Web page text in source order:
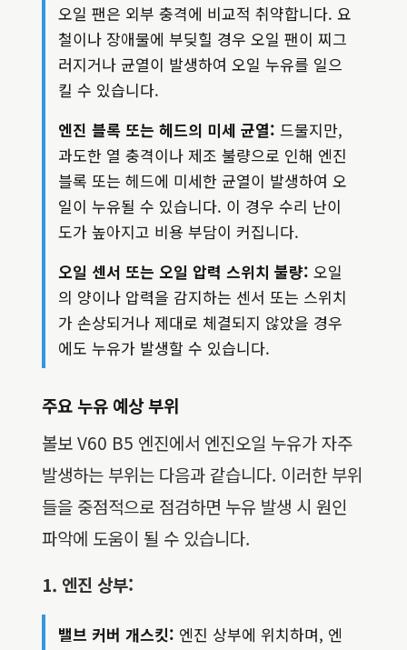
오일 팬은 외부 충격에 비교적 취약합니다. 요
철이나 장애물에 부딪힐 경우 오일 팬이 찌그
러지거나 균열이 발생하여 오일 누유를 일으
킬 수 있습니다.
엔진 블록 또는 헤드의 미세 균열: 드물지만,
과도한 열 충격이나 제조 불량으로 인해 엔진
블록 또는 헤드에 미세한 균열이 발생하여 오
일이 누유될 수 있습니다. 이 경우 수리 난이
도가 높아지고 비용 부담이 커집니다.
오일 센서 또는 오일 압력 스위치 불량: 오일
의 양이나 압력을 감지하는 센서 또는 스위치
가 손상되거나 제대로 체결되지 않았을 경우
에도 누유가 발생할 수 있습니다.
주요 누유 예상 부위
볼보 V60 B5 엔진에서 엔진오일 누유가 자주
발생하는 부위는 다음과 같습니다. 이러한 부위
들을 중점적으로 점검하면 누유 발생 시 원인
파악에 도움이 될 수 있습니다.
1. 엔진 상부:
밸브 커버 개스킷: 엔진 상부에 위치하며, 엔